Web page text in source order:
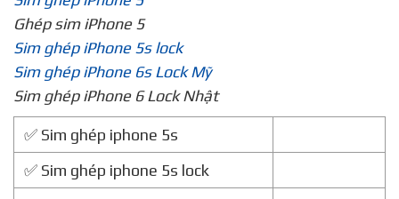
Ghép sim iPhone 5
Sim ghép iPhone 5s lock
Sim ghép iPhone 6s Lock Mỹ
Sim ghép iPhone 6 Lock Nhật
✅ Sim ghép iphone 5s
✅ Sim ghép iphone 5s lock